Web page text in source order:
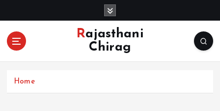
o
Rajasthani
Chirag
Home